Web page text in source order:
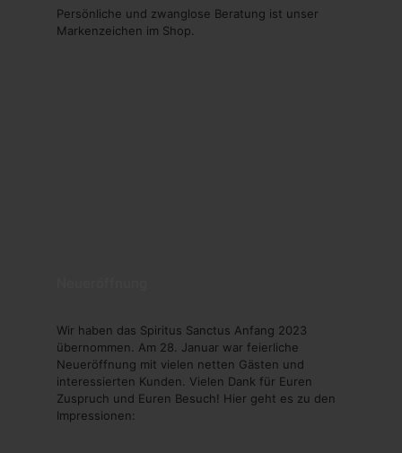
Persönliche und zwanglose Beratung ist unser
Markenzeichen im Shop.
Wir haben das Spiritus Sanctus Anfang 2023
übernommen. Am 28. Januar war feierliche
Neueröffnung mit vielen netten Gästen und
interessierten Kunden. Vielen Dank für Euren
Zuspruch und Euren Besuch! Hier geht es zu den
Impressionen: